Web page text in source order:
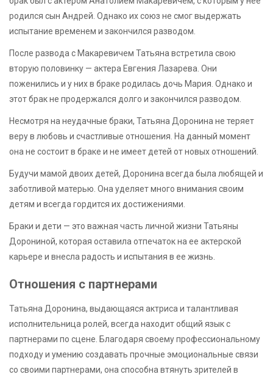
родился сын Андрей. Однако их союз не смог выдержать
испытание временем и закончился разводом.
После развода с Макаревичем Татьяна встретила свою
вторую половинку — актера Евгения Лазарева. Они
поженились и у них в браке родилась дочь Мария. Однако и
этот брак не продержался долго и закончился разводом.
Несмотря на неудачные браки, Татьяна Доронина не теряет
веру в любовь и счастливые отношения. На данный момент
она не состоит в браке и не имеет детей от новых отношений.
Будучи мамой двоих детей, Доронина всегда была любящей и
заботливой матерью. Она уделяет много внимания своим
детям и всегда гордится их достижениями.
Браки и дети — это важная часть личной жизни Татьяны
Дорониной, которая оставила отпечаток на ее актерской
карьере и внесла радость и испытания в ее жизнь.
Отношения с партнерами
Татьяна Доронина, выдающаяся актриса и талантливая
исполнительница ролей, всегда находит общий язык с
партнерами по сцене. Благодаря своему профессиональному
подходу и умению создавать прочные эмоциональные связи
со своими партнерами, она способна втянуть зрителей в